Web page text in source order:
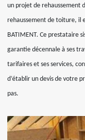
un projet de rehaussement
rehaussement de toiture, il
BATIMENT. Ce prestataire
garantie décennale à ses
tarifaires et ses services,
d’établir un devis de votre
pas.